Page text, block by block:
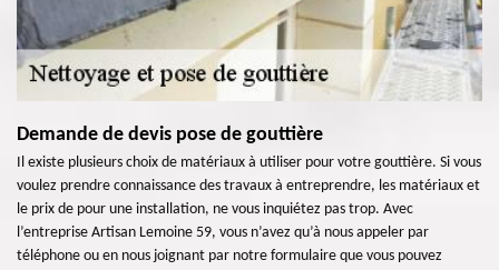
Demande de devis pose de gouttière
Il existe plusieurs choix de matériaux à utiliser pour votre gouttière. Si vous
voulez prendre connaissance des travaux à entreprendre, les matériaux et
le prix de pour une installation, ne vous inquiétez pas trop. Avec
l’entreprise Artisan Lemoine 59, vous n’avez qu’à nous appeler par
téléphone ou en nous joignant par notre formulaire que vous pouvez